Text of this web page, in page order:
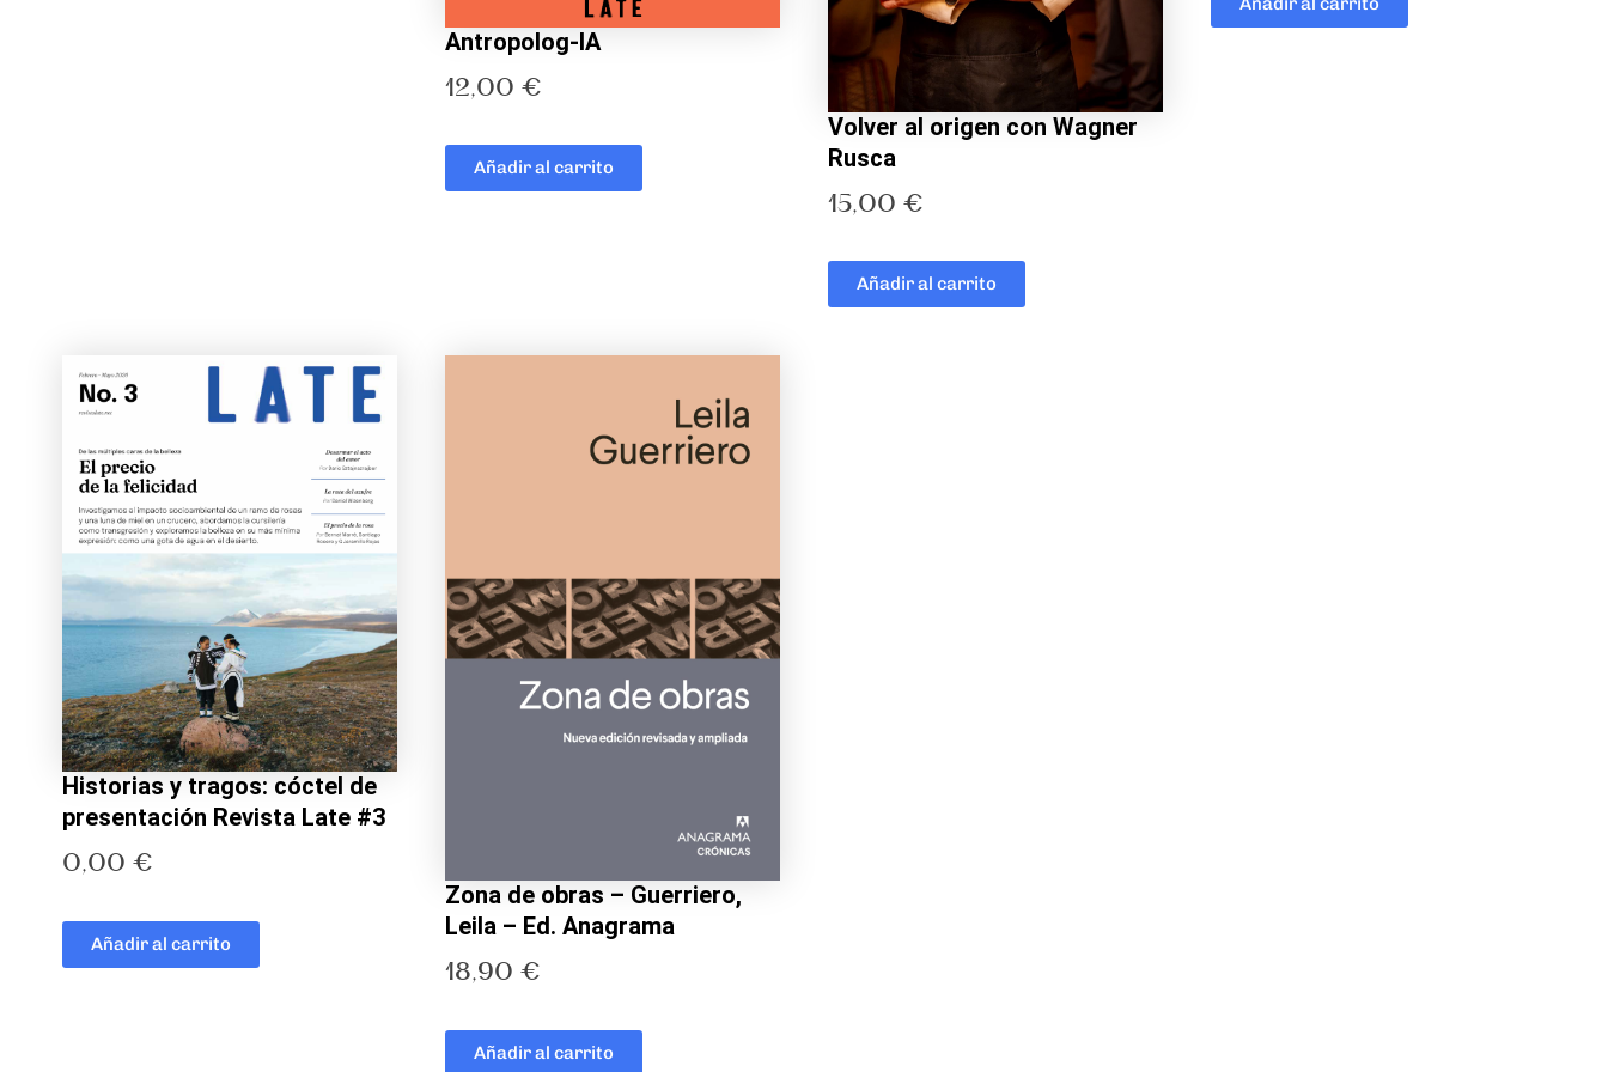
Antropolog-IA
12,00 €
Añadir al carrito
Volver al origen con Wagner
Rusca
15,00 €
Añadir al carrito
Historias y tragos: cóctel de
presentación Revista Late #3
0,00 €
Añadir al carrito
Zona de obras – Guerriero,
Leila – Ed. Anagrama
18,90 €
Añadir al carrito